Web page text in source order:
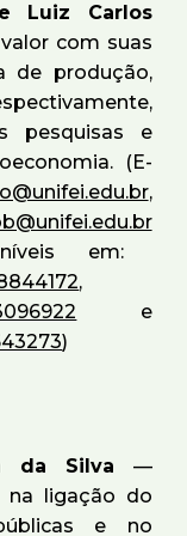
Luiz Carlos
com suas
de produção,
pesquisas e
(E-
,
em:
,
e
)
da Silva —
na ligação do
e no